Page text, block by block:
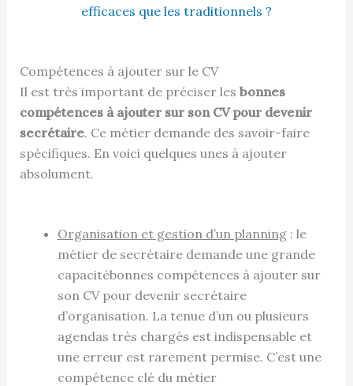
efficaces que les traditionnels ?
Compétences à ajouter sur le CV
Il est très important de préciser les bonnes
compétences à ajouter sur son CV pour devenir
secrétaire. Ce métier demande des savoir-faire
spécifiques. En voici quelques unes à ajouter
absolument.
Organisation et gestion d’un planning: le
métier de secrétaire demande une grande
capacitébonnes compétences à ajouter sur
son CV pour devenir secrétaire
d’organisation. La tenue d’un ou plusieurs
agendas très chargés est indispensable et
une erreur est rarement permise. C’est une
compétence clé du métier